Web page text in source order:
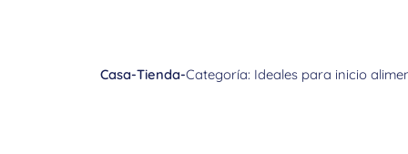
Casa-Tienda-Categoría: Ideales para inicio